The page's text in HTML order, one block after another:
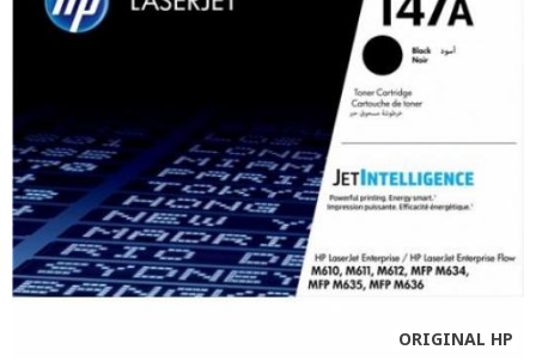
ORIGINAL HP